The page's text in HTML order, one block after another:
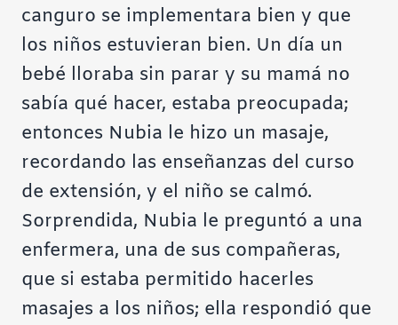
canguro se implementara bien y que
los niños estuvieran bien. Un día un
bebé lloraba sin parar y su mamá no
sabía qué hacer, estaba preocupada;
entonces Nubia le hizo un masaje,
recordando las enseñanzas del curso
de extensión, y el niño se calmó.
Sorprendida, Nubia le preguntó a una
enfermera, una de sus compañeras,
que si estaba permitido hacerles
masajes a los niños; ella respondió que